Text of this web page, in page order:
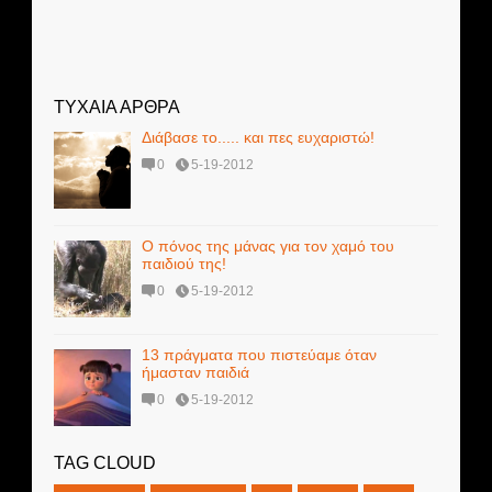
ΤΥΧΑΙΑ ΑΡΘΡΑ
Διάβασε το..... και πες ευχαριστώ!
0 5-19-2012
Ο πόνος της μάνας για τον χαμό του
παιδιού της!
0 5-19-2012
13 πράγματα που πιστεύαμε όταν
ήμασταν παιδιά
0 5-19-2012
TAG CLOUD